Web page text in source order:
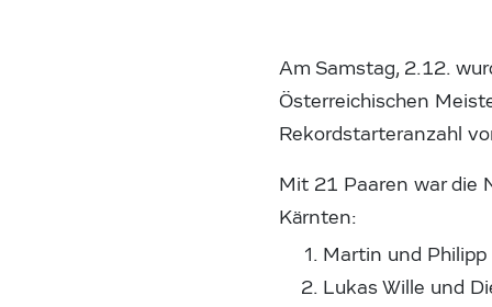
Am Samstag, 2.12.
Österreichischen
Rekordstarteranzahl
Mit 21 Paaren war die
Kärnten:
Martin und
Lukas Wille und